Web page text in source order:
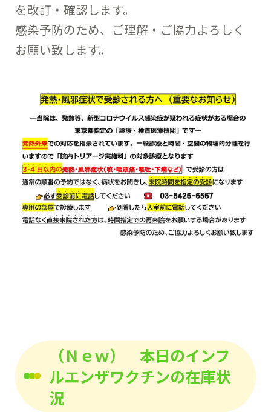
を改訂・確認します。
感染予防のため、ご理解・ご協力よろしく
お願い致します。
（Ｎｅｗ） 本日のインフ
ルエンザワクチンの在庫状
況